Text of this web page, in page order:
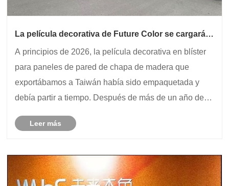
La película decorativa de Future Color se cargará a
A principios de 2026, la película decorativa en blíster
para paneles de pared de chapa de madera que
exportábamos a Taiwán había sido empaquetada y
debía partir a tiempo. Después de más de un año de
cliente quedó muy satisfecho con nuestra película ......
Leer más